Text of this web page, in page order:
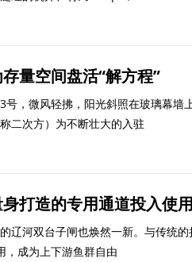
量空间盘活“解方程”
，微风轻拂，阳光斜照在玻璃幕
二次方）为不断壮大的入驻
打造的专用通道投入使用
辽河双台子闸也焕然一新。与传统
，成为上下游鱼群自由